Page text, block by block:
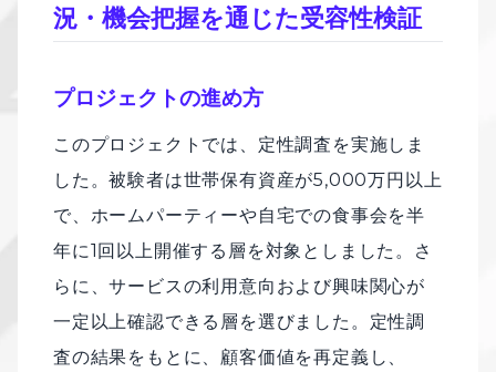
況・機会把握を通じた受容性検証
プロジェクトの進め方
このプロジェクトでは、定性調査を実施しま
した。被験者は世帯保有資産が5,000万円以上
で、ホームパーティーや自宅での食事会を半
年に1回以上開催する層を対象としました。さ
らに、サービスの利用意向および興味関心が
一定以上確認できる層を選びました。定性調
査の結果をもとに、顧客価値を再定義し、